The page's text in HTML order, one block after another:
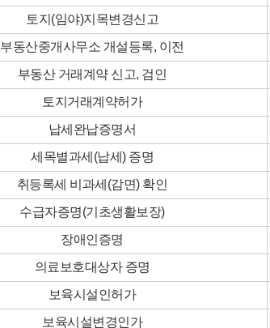
토지(임야)지목변경신고
부동산중개사무소 개설등록, 이전
부동산 거래계약 신고, 검인
토지거래계약허가
납세완납증명서
세목별과세(납세) 증명
취등록세 비과세(감면) 확인
수급자증명(기초생활보장)
장애인증명
의료보호대상자 증명
보육시설인허가
보육시설변경인가